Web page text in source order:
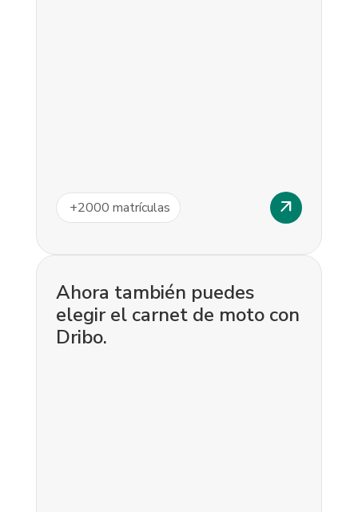
+2000 matrículas arrow_outward
Ahora también puedes
elegir el carnet de moto con
Dribo.